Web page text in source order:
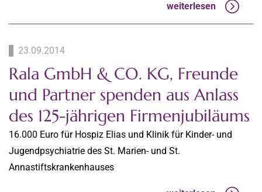
weiterlesen
23.09.2014
Rala GmbH & CO. KG, Freunde
und Partner spenden aus Anlass
des 125-jährigen Firmenjubiläums
16.000 Euro für Hospiz Elias und Klinik für Kinder- und
Jugendpsychiatrie des St. Marien- und St.
Annastiftskrankenhauses